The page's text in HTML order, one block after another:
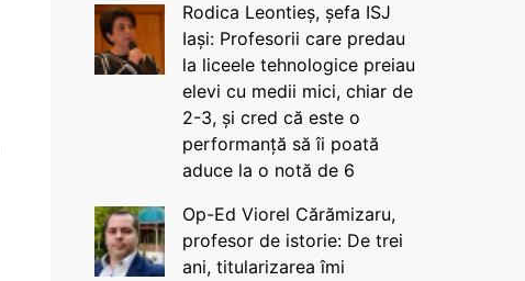
Rodica Leontieș, șefa ISJ
Iași: Profesorii care predau
la liceele tehnologice preiau
elevi cu medii mici, chiar de
2-3, și cred că este o
performanță să îi poată
aduce la o notă de 6
Op-Ed Viorel Cărămizaru,
profesor de istorie: De trei
ani, titularizarea îmi